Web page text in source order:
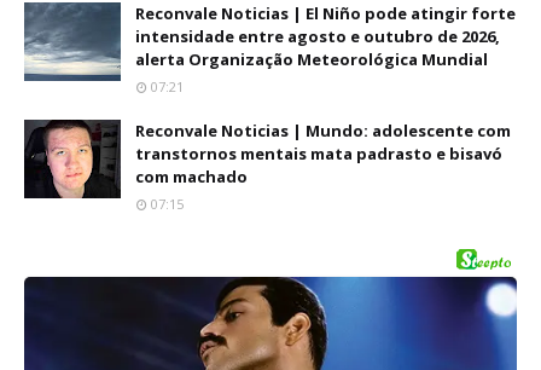
Reconvale Noticias | El Niño pode atingir forte
intensidade entre agosto e outubro de 2026,
alerta Organização Meteorológica Mundial
07:21
Reconvale Noticias | Mundo: adolescente com
transtornos mentais mata padrasto e bisavó
com machado
07:15